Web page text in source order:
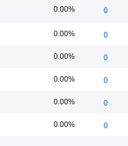
0.00% 0
0.00% 0
0.00% 0
0.00% 0
0.00% 0
0.00% 0